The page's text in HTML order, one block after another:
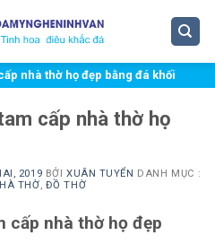
nhà thờ họ đẹp bằng đá khối
cấp nhà thờ họ
2019 BỞI XUÂN TUYỂN
DANH MỤC :
THỜ, ĐỒ THỜ
cấp nhà thờ họ đẹp